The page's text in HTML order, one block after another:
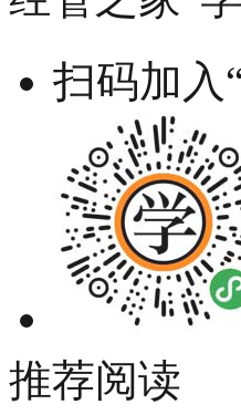
扫码加入
推荐阅读